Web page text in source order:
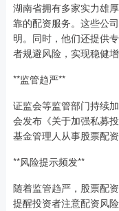
湖南省拥有多家实力雄
靠的配资服务。这些公
明。同时，他们还提供
者规避风险，实现稳健增
**监管趋严**
证监会等监管部门持续
会发布《关于加强私募
基金管理人从事股票配资
**风险提示频发**
随着监管趋严，股票配
提醒投资者注意配资风